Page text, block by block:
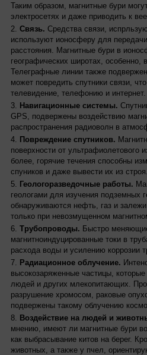
Таким образом, магнитные бури
электросетях и даже приводить к
Связь. Средства связи,
используют ионосферу для
расстояния. Магнитные бури в
географических широтах,
Телеграфные линии также
может повредить спутники связи,
телевидение, телефонию и интернет.
Навигационные системы.
GPS, подвержены воздействию
распространения радиоволн в
Повреждение спутников.
поверхности от ультрафиолетового
более, горячие течения способны
спуников и даже вывести их из
Геологоразведочные работы.
геологами для изучения подземных
обнаруживаются нефть, газ и
только при невозмущенном
Трубопроводы. Быстро
магнитноиндуцированные токи в
расхода воды и усилению коррозии
Радиационное облучение.
высокозаряженные частицы,
людей и других млекопитающих.
разрушение хромосом, раковые
подвержены такому облучению
Воздействие на людей и
мнению, имеют ли магнитные бури
как выбрасывание китов на берег.
животных, а также у пчел,